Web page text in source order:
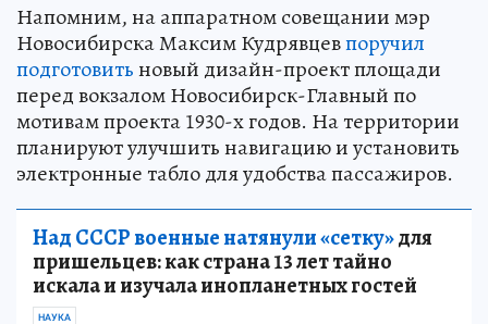
Напомним, на аппаратном совещании мэр
Новосибирска Максим Кудрявцевпоручил
подготовитьновый дизайн-проект площади
перед вокзалом Новосибирск-Главный по
мотивам проекта 1930-х годов. На территории
планируют улучшить навигацию и установить
электронные табло для удобства пассажиров.
Над СССР военные натянули «сетку»для
пришельцев: как страна 13 лет тайно
искала и изучала инопланетных гостей
НАУКА